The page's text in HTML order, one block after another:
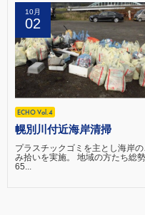
10月
02
ECHO Vol.4
幌別川付近海岸清掃
プラスチックゴミを主とし海岸
み拾いを実施。 地域の方たち総勢
65...